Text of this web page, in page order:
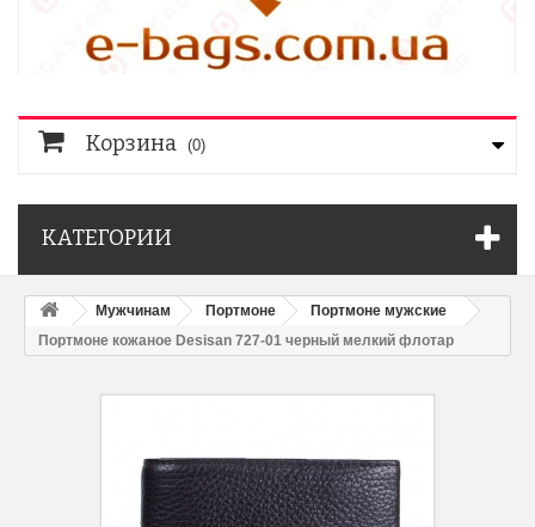
Корзина (0)
КАТЕГОРИИ
Мужчинам Портмоне
Портмоне мужские
Портмоне кожаное Desisan 727-01 черный мелкий флотар